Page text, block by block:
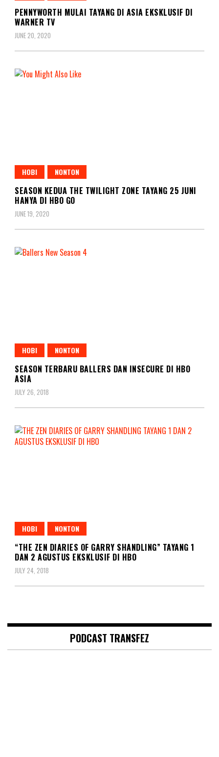
PENNYWORTH MULAI TAYANG DI ASIA EKSKLUSIF DI
WARNER TV
JUNE 20, 2020
HOBI NONTON
SEASON KEDUA THE TWILIGHT ZONE TAYANG 25 JUNI
HANYA DI HBO GO
JUNE 19, 2020
HOBI NONTON
SEASON TERBARU BALLERS DAN INSECURE DI HBO
ASIA
JULY 26, 2018
HOBI NONTON
“THE ZEN DIARIES OF GARRY SHANDLING” TAYANG 1
DAN 2 AGUSTUS EKSKLUSIF DI HBO
JULY 24, 2018
PODCAST TRANSFEZ